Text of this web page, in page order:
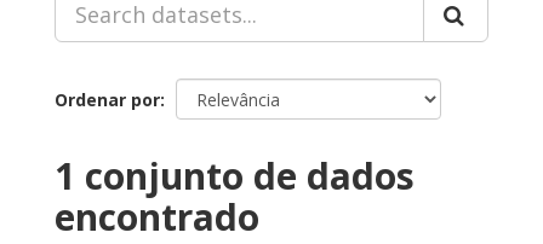
Ordenar por
1 conjunto de dados
encontrado